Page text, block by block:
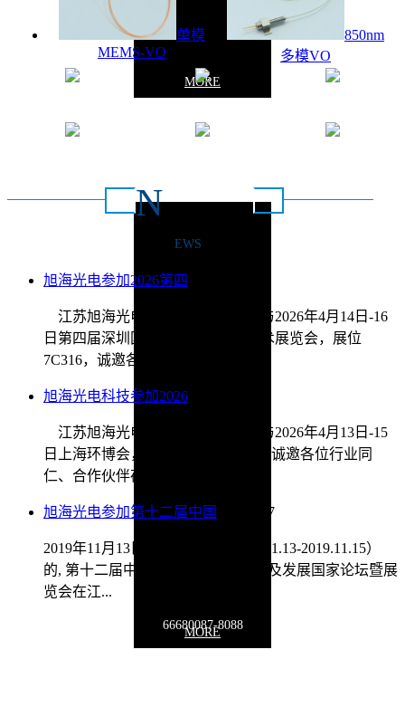
单模
MEMS-VO
850nm
多模VO
MORE
N
EWS
旭海光电参加2026第四
江苏旭海光电科技有限公司将参与2026年4月14日-16
日第四届深圳国际传感器与应用技术展览会，展位
7C316，诚邀各位同仁、合作伙...
旭海光电科技参加2026
江苏旭海光电科技有限公司将参与2026年4月13日-15
日上海环博会，展位位于E4馆E02，诚邀各位行业同
仁、合作伙伴莅临指导。我...
旭海光电参加第十二届中国 2020/1/17
2019年11月13日，历时三天（2019.11.13-2019.11.15）
的, 第十二届中国在线分析仪器应用及发展国家论坛暨展
览会在江...
MORE
66680087-8088